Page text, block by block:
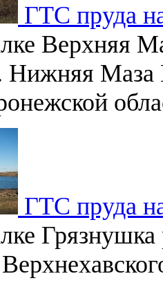
ГТС пруда
Верхняя
Нижняя Маза
ГТС пруда